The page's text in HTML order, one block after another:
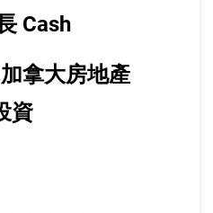
Cash
拿大房地產
資